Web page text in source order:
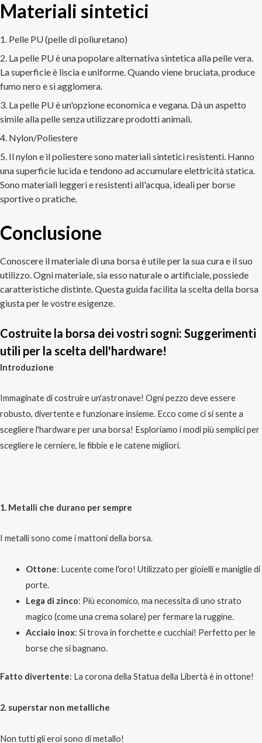
Materiali sintetici
Pelle PU (pelle di poliuretano)
La pelle PU è una popolare alternativa sintetica alla pelle vera.
La superficie è liscia e uniforme. Quando viene bruciata, produce
fumo nero e si agglomera.
La pelle PU è un'opzione economica e vegana. Dà un aspetto
simile alla pelle senza utilizzare prodotti animali.
Nylon/Poliestere
Il nylon e il poliestere sono materiali sintetici resistenti. Hanno
una superficie lucida e tendono ad accumulare elettricità statica.
Sono materiali leggeri e resistenti all'acqua, ideali per borse
sportive o pratiche.
Conclusione
Conoscere il materiale di una borsa è utile per la sua cura e il suo
utilizzo. Ogni materiale, sia esso naturale o artificiale, possiede
caratteristiche distinte. Questa guida facilita la scelta della borsa
giusta per le vostre esigenze.
Costruite la borsa dei vostri sogni: Suggerimenti
utili per la scelta dell'hardware!
Introduzione
Immaginate di costruire un'astronave! Ogni pezzo deve essere
robusto, divertente e funzionare insieme. Ecco come ci si sente a
scegliere l'hardware per una borsa! Esploriamo i modi più semplici per
scegliere le cerniere, le fibbie e le catene migliori.
1. Metalli che durano per sempre
I metalli sono come i mattoni della borsa.
Ottone: Lucente come l'oro! Utilizzato per gioielli e maniglie di
porte.
Lega di zinco: Più economico, ma necessita di uno strato
magico (come una crema solare) per fermare la ruggine.
Acciaio inox: Si trova in forchette e cucchiai! Perfetto per le
borse che si bagnano.
Fatto divertente: La corona della Statua della Libertà è in ottone!
2. superstar non metalliche
Non tutti gli eroi sono di metallo!